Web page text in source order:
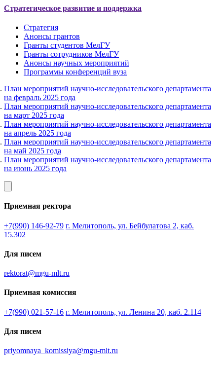
Стратегическое развитие и поддержка
Стратегия
Анонсы грантов
Гранты студентов МелГУ
Гранты сотрудников МелГУ
Анонсы научных мероприятий
Программы конференций вуза
План мероприятий научно-исследовательского департамента
на февраль 2025 года
План мероприятий научно-исследовательского департамента
на март 2025 года
План мероприятий научно-исследовательского департамента
на апрель 2025 года
План мероприятий научно-исследовательского департамента
на май 2025 года
План мероприятий научно-исследовательского департамента
на июнь 2025 года
Приемная ректора
+7(990) 146-92-79 г. Мелитополь, ул. Бейбулатова 2, каб.
15.302
Для писем
rektorat@mgu-mlt.ru
Приемная комиссия
+7(990) 021-57-16 г. Мелитополь, ул. Ленина 20, каб. 2.114
Для писем
priyomnaya_komissiya@mgu-mlt.ru